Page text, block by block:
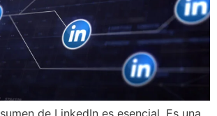
de LinkedIn es esencial. Es una